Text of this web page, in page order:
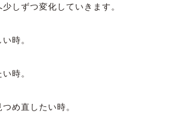
しずつ変化していきます。
時。
時。
め直したい時。